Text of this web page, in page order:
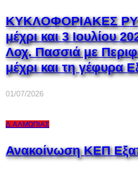
ΚΥΚΛΟΦΟΡΙΑΚΕΣ
μέχρι και 3 Ιουλίου
Λοχ. Πασσιά με
μέχρι και τη γέφυρα
01/07/2026
Δ.ΑΛΜΩΠΊΑΣ
Ανακοίνωση ΚΕΠ